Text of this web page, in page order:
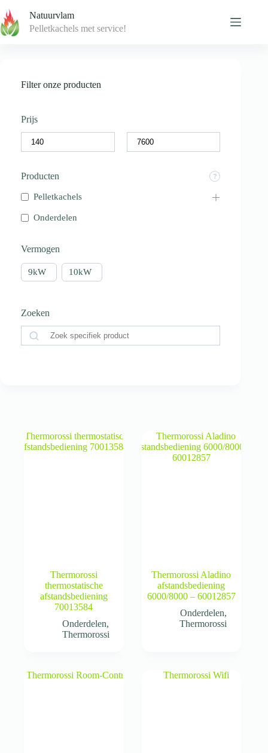
to
content
Natuurvlam
Pelletkachels met service!
Thermorossi
thermostatische
afstandsbediening
70013584
Onderdelen,
Thermorossi
Thermorossi Aladino
afstandsbediening
6000/8000 – 60012857
Onderdelen,
Thermorossi
Filter onze producten
Prijs
Producten
Pelletkachels
Onderdelen
Vermogen
9kW 10kW
Zoeken
Zoeken